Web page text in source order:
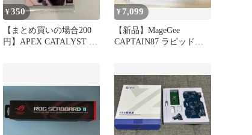
¥350
【まとめ買いの場合200
円】APEX CATALYST カ
¥ 7,099
【新品】MageGee
CAPTAIN87 ラピッドト